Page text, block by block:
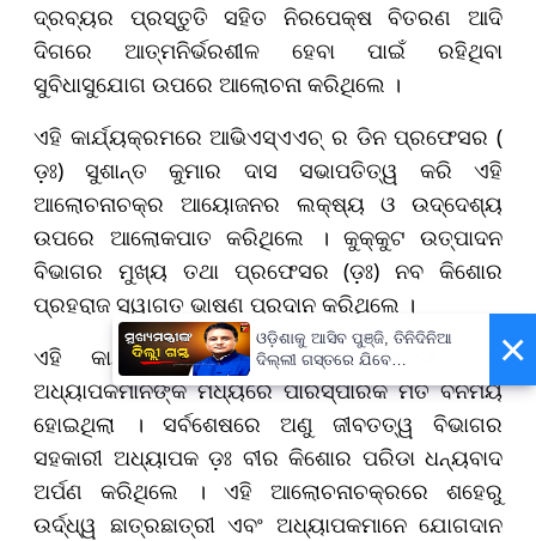
ଦ୍ରବ୍ୟର ପ୍ରସ୍ତୁତି ସହିତ ନିରପେକ୍ଷ ବିତରଣ ଆଦି
ଦିଗରେ ଆତ୍ମନିର୍ଭରଶୀଳ ହେବା ପାଇଁ ରହିଥିବା
ସୁବିଧାସୁଯୋଗ ଉପରେ ଆଲୋଚନା କରିଥିଲେ ।
ଏହି କାର୍ଯ୍ୟକ୍ରମରେ ଆଭିଏସ୍‌ଏଏଚ୍ ର ଡିନ ପ୍ରଫେସର (
ଡ଼ଃ) ସୁଶାନ୍ତ କୁମାର ଦାସ ସଭାପତିତ୍ୱ କରି ଏହି
ଆଲୋଚନାଚକ୍ର ଆୟୋଜନର ଲକ୍ଷ୍ୟ ଓ ଉଦ୍ଦେଶ୍ୟ
ଉପରେ ଆଲୋକପାତ କରିଥିଲେ । କୁକ୍କୁଟ ଉତ୍ପାଦନ
ବିଭାଗର ମୁଖ୍ୟ ତଥା ପ୍ରଫେସର (ଡ଼ଃ) ନବ କିଶୋର
ପ୍ରହରାଜ ସ୍ୱାଗତ ଭାଷଣ ପ୍ରଦାନ କରିଥିଲେ ।
ଏହି କାର୍ଯ୍ୟକ୍ରମରେ ଉଭୟ ଛାତ୍ରଛାତ୍ରୀ ଏବଂ
ଅଧ୍ୟାପକମାନଙ୍କ ମଧ୍ୟରେ ପାରସ୍ପାରିକ ମତ ବିନିମୟ
ହୋଇଥିଲା । ସର୍ବଶେଷରେ ଅଣୁ ଜୀବତତ୍ୱ ବିଭାଗର
ସହକାରୀ ଅଧ୍ୟାପକ ଡ଼ଃ ବୀର କିଶୋର ପରିଡା ଧନ୍ୟବାଦ
ଅର୍ପଣ କରିଥିଲେ । ଏହି ଆଲୋଚନାଚକ୍ରରେ ଶହେରୁ
ଉର୍ଦ୍ଧ୍ୱ ଛାତ୍ରଛାତ୍ରୀ ଏବଂ ଅଧ୍ୟାପକମାନେ ଯୋଗଦାନ
×
ଓଡ଼ିଶାକୁ ଆସିବ ପୁଞ୍ଜି, ତିନିଦିନିଆ
ଦିଲ୍ଲୀ ଗସ୍ତରେ ଯିବେ